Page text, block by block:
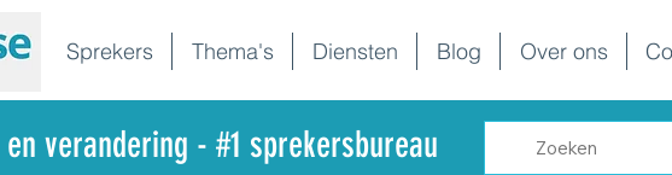
Sprekers Thema's Diensten Blog Over ons
verandering - #1 sprekersbureau